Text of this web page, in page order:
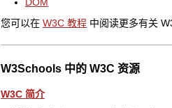
您可以在 W3C 教程 中阅读更多有关
W3Schools 中的 W3C 资源
W3C 简介